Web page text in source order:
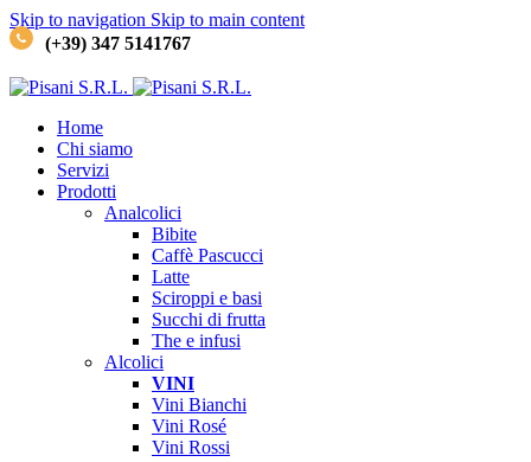
Skip to navigation Skip to main content
(+39) 347 5141767
Home
Chi siamo
Servizi
Prodotti
Analcolici
Bibite
Caffè Pascucci
Latte
Sciroppi e basi
Succhi di frutta
The e infusi
Alcolici
VINI
Vini Bianchi
Vini Rosé
Vini Rossi